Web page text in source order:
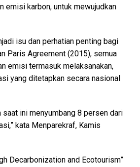
emisi karbon, untuk mewujudkan
isu dan perhatian penting bagi
Paris Agreement (2015), semua
emisi termasuk melaksanakan,
yang ditetapkan secara nasional
saat ini menyumbang 8 persen dari
kata Menparekraf, Kamis
Decarbonization and Ecotourism”